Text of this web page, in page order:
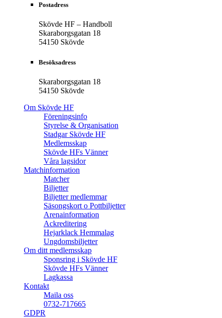
Postadress
Skövde HF – Handboll
Skaraborgsgatan 18
54150 Skövde
Besöksadress
Skaraborgsgatan 18
54150 Skövde
Om Skövde HF
Föreningsinfo
Styrelse & Organisation
Stadgar Skövde HF
Medlemsskap
Skövde HFs Vänner
Våra lagsidor
Matchinformation
Matcher
Biljetter
Biljetter medlemmar
Säsongskort o Pottbiljetter
Arenainformation
Ackreditering
Hejarklack Hemmalag
Ungdomsbiljetter
Om ditt medlemsskap
Sponsring i Skövde HF
Skövde HFs Vänner
Lagkassa
Kontakt
Maila oss
0732-717665
GDPR